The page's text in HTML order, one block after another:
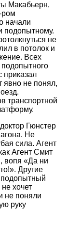
Макабьерн,
ром
начали
подопытному.
не
в потолок и
Всех
подопытного
приказал
явно не понял,
транспортной
Гюнстер
Не
сила. Агент
Агент Смит
вопя «Да ни
Другие
подопытный
хочет
не поняли
руку